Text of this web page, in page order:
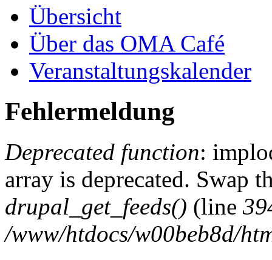
Übersicht
Über das OMA Café
Veranstaltungskalender
Fehlermeldung
Deprecated function:
array is deprecated. Swap
drupal_get_feeds() (line
/www/htdocs/w00beb8d/